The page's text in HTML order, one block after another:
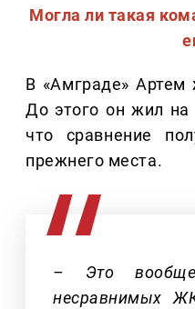
Могла ли такая
В «Амграде» Артем
До этого он жил на
что сравнение
прежнего места.
– Это
несравнимых